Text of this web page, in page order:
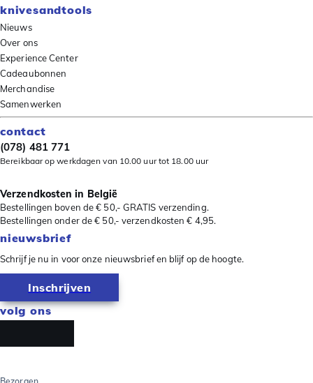
knivesandtools
Nieuws
Over ons
Experience Center
Cadeaubonnen
Merchandise
Samenwerken
contact
(078) 481 771
Bereikbaar op werkdagen van 10.00 uur tot 18.00 uur
Verzendkosten in België
Bestellingen boven de € 50,- GRATIS verzending.
Bestellingen onder de € 50,- verzendkosten € 4,95.
nieuwsbrief
Schrijf je nu in voor onze nieuwsbrief en blijf op de hoogte.
Inschrijven
volg ons